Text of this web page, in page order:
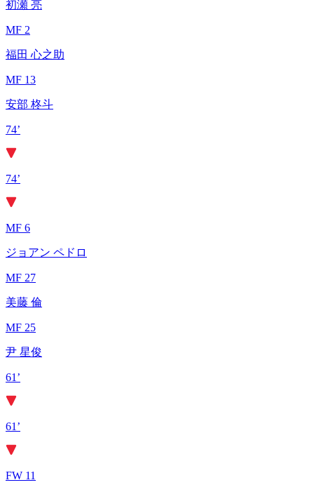
初瀬 亮
MF 2
福田 心之助
MF 13
安部 柊斗
74’
74’
MF 6
ジョアン ペドロ
MF 27
美藤 倫
MF 25
尹 星俊
61’
61’
FW 11